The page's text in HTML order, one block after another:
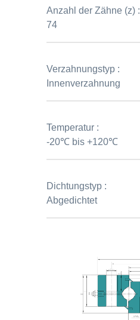
Anzahl der Zähne (z) :
74
Verzahnungstyp :
Innenverzahnung
Temperatur :
-20℃ bis +120℃
Dichtungstyp :
Abgedichtet